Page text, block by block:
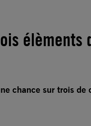
élèments
chance sur trois de